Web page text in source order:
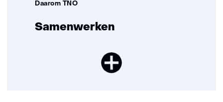
Samenwerken
Daarom TNO